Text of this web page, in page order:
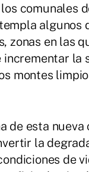
comunales
zonas en las
incrementar
montes
de esta
la
de